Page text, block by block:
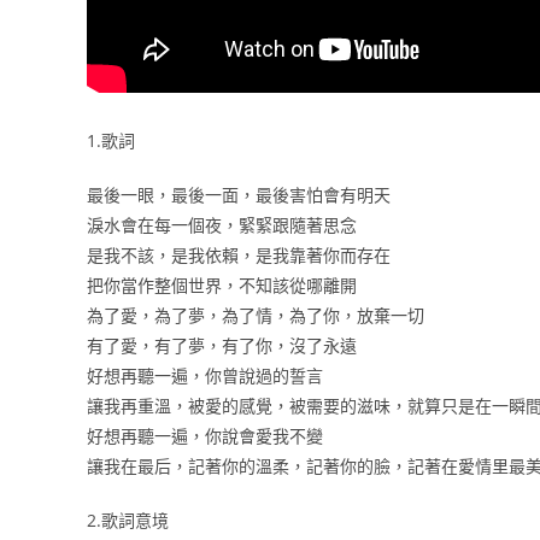
1.歌詞
最後一眼，最後一面，最後害怕會有明天
淚水會在每一個夜，緊緊跟隨著思念
是我不該，是我依賴，是我靠著你而存在
把你當作整個世界，不知該從哪離開
為了愛，為了夢，為了情，為了你，放棄一切
有了愛，有了夢，有了你，沒了永遠
好想再聽一遍，你曾說過的誓言
讓我再重溫，被愛的感覺，被需要的滋味，就算只是在一瞬間
好想再聽一遍，你說會愛我不變
讓我在最后，記著你的溫柔，記著你的臉，記著在愛情里最
2.歌詞意境